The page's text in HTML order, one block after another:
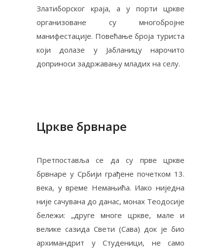
Златиборског краја, а у порти цркве
организоване су многобројне
манифестације. Повећање броја туриста
који долазе у Јабланицу нарочито
доприноси задржавању младих на селу.
Цркве брвнаре
Претпоставља се да су прве цркве
брвнаре у Србији грађене почетком 13.
века, у време Немањића. Иако ниједна
није сачувана до данас, монах Теодосије
бележи: „друге многе цркве, мале и
велике сазида Свети (Сава) док је био
архимандрит у Студеници, не само